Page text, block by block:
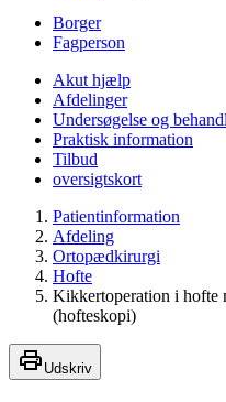
Borger
Fagperson
Akut hjælp
Afdelinger
Undersøgelse og
Praktisk information
Tilbud
oversigtskort
Patientinformation
Afdeling
Ortopædkirurgi
Hofte
Kikkertoperation i hofte
(hofteskopi)
Udskriv